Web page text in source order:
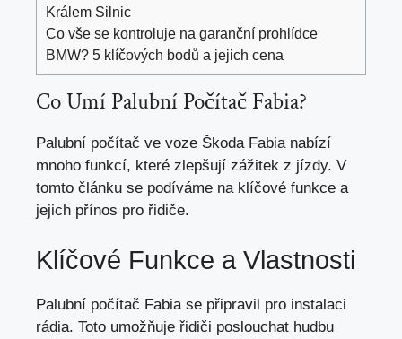
Králem Silnic
Co vše se kontroluje na garanční prohlídce
BMW? 5 klíčových bodů a jejich cena
Co Umí Palubní Počítač Fabia?
Palubní počítač ve voze Škoda Fabia nabízí
mnoho funkcí, které zlepšují zážitek z jízdy. V
tomto článku se podíváme na klíčové funkce a
jejich přínos pro řidiče.
Klíčové Funkce a Vlastnosti
Palubní počítač Fabia se připravil pro instalaci
rádia. Toto umožňuje řidiči poslouchat hudbu